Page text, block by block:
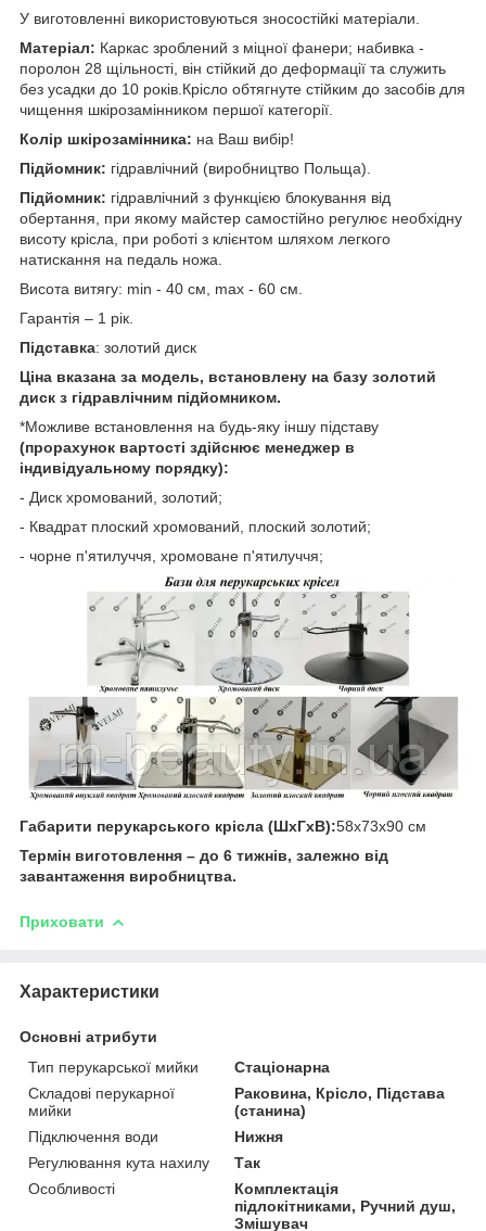
У виготовленні використовуються зносостійкі матеріали.
Матеріал: Каркас зроблений з міцної фанери; набивка -
поролон 28 щільності, він стійкий до деформації та служить
без усадки до 10 років.Крісло обтягнуте стійким до засобів для
чищення шкірозамінником першої категорії.
Колір шкірозамінника: на Ваш вибір!
Підйомник: гідравлічний (виробництво Польща).
Підйомник: гідравлічний з функцією блокування від
обертання, при якому майстер самостійно регулює необхідну
висоту крісла, при роботі з клієнтом шляхом легкого
натискання на педаль ножа.
Висота витягу: min - 40 см, max - 60 см.
Гарантія – 1 рік.
Підставка: золотий диск
Ціна вказана за модель, встановлену на базу золотий
диск з гідравлічним підйомником.
*Можливе встановлення на будь-яку іншу підставу
(прорахунок вартості здійснює менеджер в
індивідуальному порядку):
- Диск хромований, золотий;
- Квадрат плоский хромований, плоский золотий;
- чорне п'ятилуччя, хромоване п'ятилуччя;
Габарити перукарського крісла (ШхГхВ):58х73х90 см
Термін виготовлення – до 6 тижнів, залежно від
завантаження виробництва.
Приховати
Характеристики
Основні атрибути
Тип перукарської мийки
Стаціонарна
Складові перукарної
мийки
Раковина, Крісло, Підстава
(станина)
Підключення води
Нижня
Регулювання кута нахилу
Так
Особливості
Комплектація
підлокітниками, Ручний душ,
Змішувач